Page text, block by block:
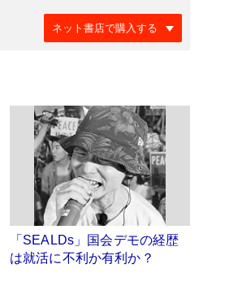
ネット書店で購入する
「SEALDs」国会デモの経歴
は就活に不利か有利か？